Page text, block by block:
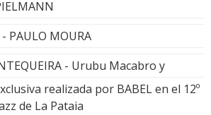
PAULO MOURA
- Urubu Macabro y
realizada por BABEL en el 12º
de La Pataia